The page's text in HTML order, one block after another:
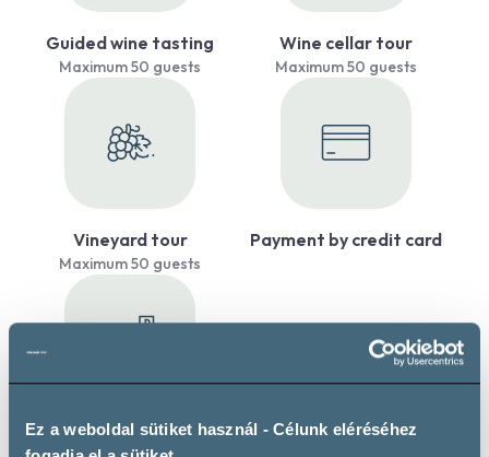
Ez a weboldal sütiket használ - Célunk eléréséhez
Guided wine tasting
Maximum 50 guests
Wine cellar tour
Maximum 50 guests
Vineyard tour
Maximum 50 guests
Payment by credit card
Private parking